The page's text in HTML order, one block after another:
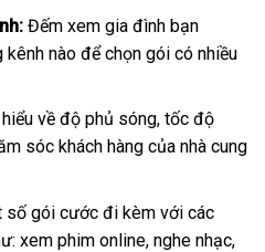
Đếm xem gia đình bạn
nào để chọn gói có nhiều
về độ phủ sóng, tốc độ
sóc khách hàng của nhà cung
gói cước đi kèm với các
xem phim online, nghe nhạc,